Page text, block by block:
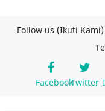
Follow us (Ikuti
FacebookTwitter